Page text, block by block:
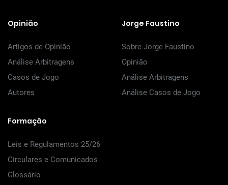
Opinião
Artigos de Opinião
Análise Arbitragens
Casos de Jogo
Autores
Jorge Faustino
Sobre Jorge Faustino
Opinião
Análise Arbitragens
Análise Casos de Jogo
Formação
Leis e Regulamentos 25/26
Circulares e Comunicados
Glossário